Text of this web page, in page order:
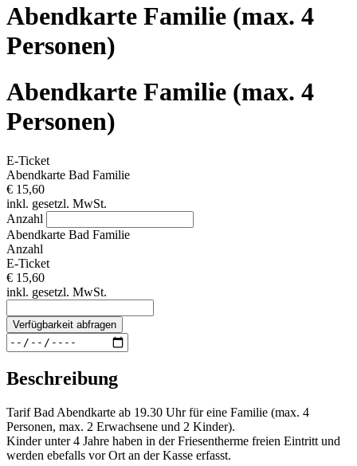
Abendkarte Familie (max. 4
Personen)
Abendkarte Familie (max. 4
Personen)
E-Ticket
Abendkarte Bad Familie
€ 15,60
inkl. gesetzl. MwSt.
Anzahl
Abendkarte Bad Familie
Anzahl
E-Ticket
€ 15,60
inkl. gesetzl. MwSt.
Verfügbarkeit abfragen
Beschreibung
Tarif Bad Abendkarte ab 19.30 Uhr für eine Familie (max. 4
Personen, max. 2 Erwachsene und 2 Kinder).
Kinder unter 4 Jahre haben in der Friesentherme freien Eintritt und
werden ebefalls vor Ort an der Kasse erfasst.